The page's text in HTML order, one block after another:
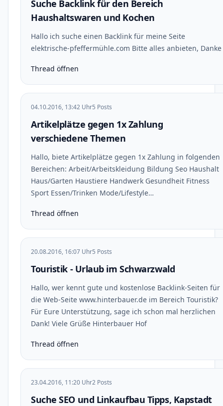
Suche Backlink für den Bereich
Haushaltswaren und Kochen
Hallo ich suche einen Backlink für meine Seite
elektrische-pfeffermühle.com Bitte alles anbieten, Danke
Thread öffnen
04.10.2016, 13:42 Uhr5 Posts
Artikelplätze gegen 1x Zahlung
verschiedene Themen
Hallo, biete Artikelplätze gegen 1x Zahlung in folgenden
Bereichen: Arbeit/Arbeitskleidung Bildung Seo Haushalt
Haus/Garten Haustiere Handwerk Gesundheit Fitness
Sport Essen/Trinken Mode/Lifestyle…
Thread öffnen
20.08.2016, 16:07 Uhr5 Posts
Touristik - Urlaub im Schwarzwald
Hallo, wer kennt gute und kostenlose Backlink-Seiten für
die Web-Seite www.hinterbauer.de im Bereich Touristik?
Für Eure Unterstützung, sage ich schon mal herzlichen
Dank! Viele Grüße Hinterbauer Hof
Thread öffnen
23.04.2016, 11:20 Uhr2 Posts
Suche SEO und Linkaufbau Tipps, Kapstadt